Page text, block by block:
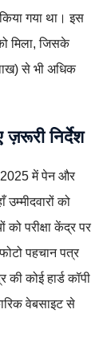
गया था। इस
मिला, जिसके
से भी अधिक
निर्देश
2025 में पेन और
को
परीक्षा केंद्र पर
पहचान पत्र
कोई हार्ड कॉपी
वेबसाइट से